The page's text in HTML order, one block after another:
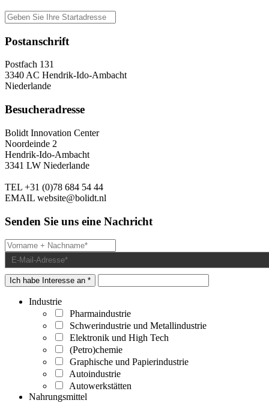
Postanschrift
Postfach 131
3340 AC Hendrik-Ido-Ambacht
Niederlande
Besucheradresse
Bolidt Innovation Center
Noordeinde 2
Hendrik-Ido-Ambacht
3341 LW Niederlande
TEL +31 (0)78 684 54 44
EMAIL website@bolidt.nl
Senden Sie uns eine Nachricht
Ich habe Interesse an *
Industrie
Pharmaindustrie
Schwerindustrie und Metallindustrie
Elektronik und High Tech
(Petro)chemie
Graphische und Papierindustrie
Autoindustrie
Autowerkstätten
Nahrungsmittel